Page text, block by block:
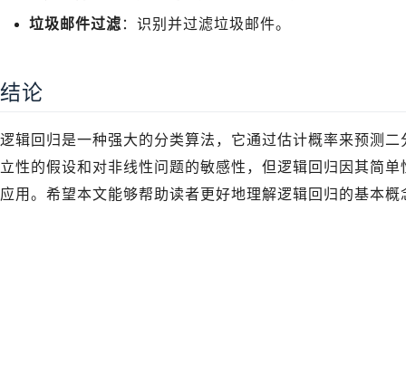
垃圾邮件过滤 ：识别并过滤垃圾邮件。
结论
逻辑回归是一种强大的分类算法，它通过估计概率来预测
立性的假设和对非线性问题的敏感性，但逻辑回归因其简
应用。希望本文能够帮助读者更好地理解逻辑回归的基本